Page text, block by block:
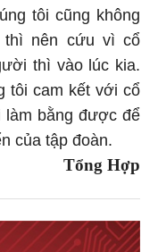
tôi cũng không
thì nên cứu vì cổ
thì vào lúc kia.
tôi cam kết với cổ
bằng được để
của tập đoàn.
Tổng Hợp